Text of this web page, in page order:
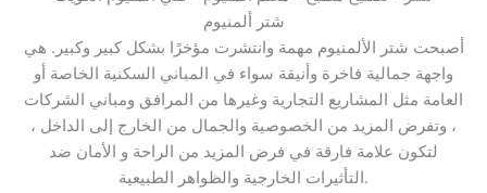
شتر ألمنيوم
أصبحت شتر الألمنيوم مهمة وانتشرت مؤخرًا بشكل كبير وكبير. هي
واجهة جمالية فاخرة وأنيقة سواء في المباني السكنية الخاصة أو
العامة مثل المشاريع التجارية وغيرها من المرافق ومباني الشركات
، وتفرض المزيد من الخصوصية والجمال من الخارج إلى الداخل ،
لتكون علامة فارقة في فرض المزيد من الراحة و الأمان ضد
التأثيرات الخارجية والظواهر الطبيعية.